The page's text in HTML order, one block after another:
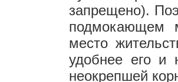
запрещено).
подмокающем
место
удобнее его и
неокрепшей